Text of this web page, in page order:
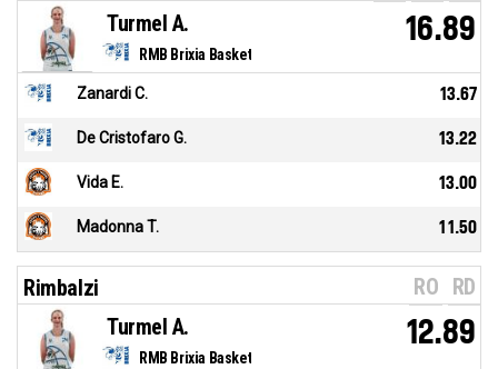
RMB Brixia Basket
Turmel A. 16.89
Zanardi C. 13.67
De Cristofaro G. 13.22
Vida E. 13.00
Madonna T. 11.50
Rimbalzi RO RD
RMB Brixia Basket
Turmel A. 12.89